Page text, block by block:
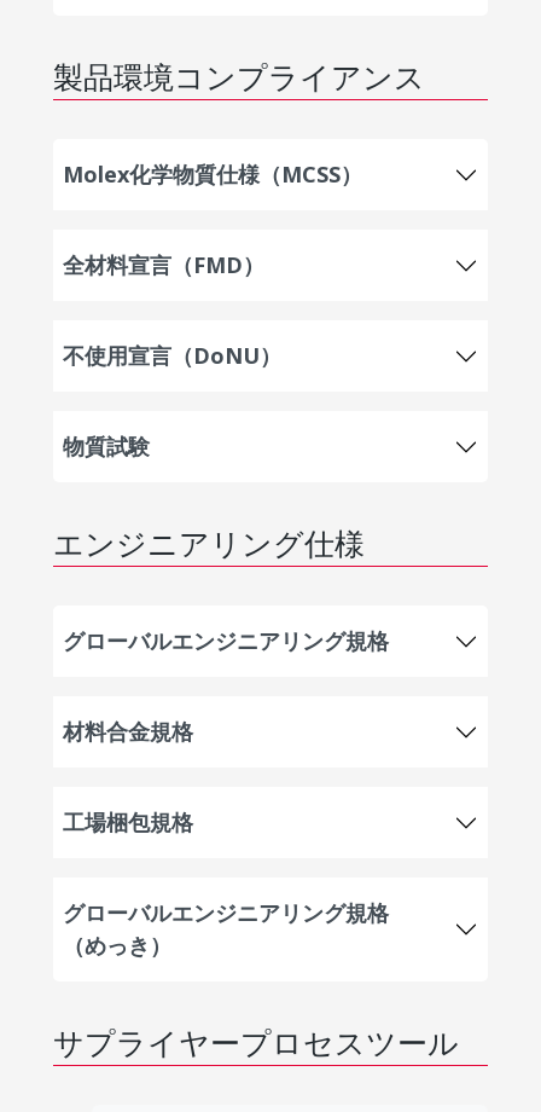
製品環境コンプライアンス
Molex化学物質仕様（MCSS）
全材料宣言（FMD）
不使用宣言（DoNU）
物質試験
エンジニアリング仕様
グローバルエンジニアリング規格
材料合金規格
工場梱包規格
グローバルエンジニアリング規格
（めっき）
サプライヤープロセスツール